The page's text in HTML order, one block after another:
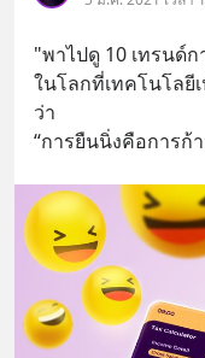
"พาไปดู 10 เทรนด์
ในโลกที่เทคโนโลยี
ว่า
“การยืนนิ่งคือการก้